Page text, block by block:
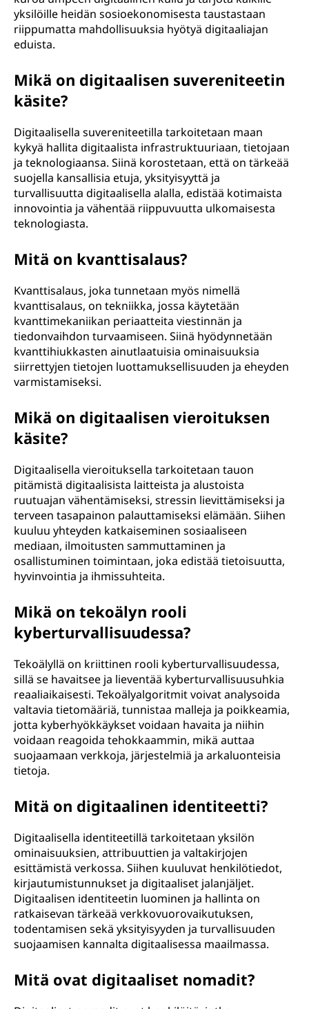
yksilöille heidän sosioekonomisesta taustastaan
riippumatta mahdollisuuksia hyötyä digitaaliajan
eduista.
Mikä on digitaalisen suvereniteetin
käsite?
Digitaalisella suvereniteetilla tarkoitetaan maan
kykyä hallita digitaalista infrastruktuuriaan, tietojaan
ja teknologiaansa. Siinä korostetaan, että on tärkeää
suojella kansallisia etuja, yksityisyyttä ja
turvallisuutta digitaalisella alalla, edistää kotimaista
innovointia ja vähentää riippuvuutta ulkomaisesta
teknologiasta.
Mitä on kvanttisalaus?
Kvanttisalaus, joka tunnetaan myös nimellä
kvanttisalaus, on tekniikka, jossa käytetään
kvanttimekaniikan periaatteita viestinnän ja
tiedonvaihdon turvaamiseen. Siinä hyödynnetään
kvanttihiukkasten ainutlaatuisia ominaisuuksia
siirrettyjen tietojen luottamuksellisuuden ja eheyden
varmistamiseksi.
Mikä on digitaalisen vieroituksen
käsite?
Digitaalisella vieroituksella tarkoitetaan tauon
pitämistä digitaalisista laitteista ja alustoista
ruutuajan vähentämiseksi, stressin lievittämiseksi ja
terveen tasapainon palauttamiseksi elämään. Siihen
kuuluu yhteyden katkaiseminen sosiaaliseen
mediaan, ilmoitusten sammuttaminen ja
osallistuminen toimintaan, joka edistää tietoisuutta,
hyvinvointia ja ihmissuhteita.
Mikä on tekoälyn rooli
kyberturvallisuudessa?
Tekoälyllä on kriittinen rooli kyberturvallisuudessa,
sillä se havaitsee ja lieventää kyberturvallisuusuhkia
reaaliaikaisesti. Tekoälyalgoritmit voivat analysoida
valtavia tietomääriä, tunnistaa malleja ja poikkeamia,
jotta kyberhyökkäykset voidaan havaita ja niihin
voidaan reagoida tehokkaammin, mikä auttaa
suojaamaan verkkoja, järjestelmiä ja arkaluonteisia
tietoja.
Mitä on digitaalinen identiteetti?
Digitaalisella identiteetillä tarkoitetaan yksilön
ominaisuuksien, attribuuttien ja valtakirjojen
esittämistä verkossa. Siihen kuuluvat henkilötiedot,
kirjautumistunnukset ja digitaaliset jalanjäljet.
Digitaalisen identiteetin luominen ja hallinta on
ratkaisevan tärkeää verkkovuorovaikutuksen,
todentamisen sekä yksityisyyden ja turvallisuuden
suojaamisen kannalta digitaalisessa maailmassa.
Mitä ovat digitaaliset nomadit?